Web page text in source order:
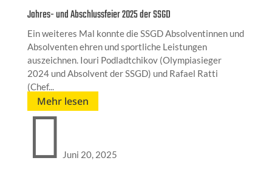
Jahres- und Abschlussfeier 2025 der SSGD
Ein weiteres Mal konnte die SSGD Absolventinnen und
Absolventen ehren und sportliche Leistungen
auszeichnen. Iouri Podladtchikov (Olympiasieger
2024 und Absolvent der SSGD) und Rafael Ratti
(Chef...
Mehr lesen
 Juni 20, 2025